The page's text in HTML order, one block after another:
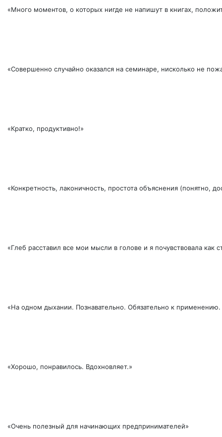
«Много моментов, о которых нигде не напишут в книгах,
«Совершенно случайно оказался на семинаре, нисколько не
«Кратко, продуктивно!»
«Конкретность, лаконичность, простота объяснения (понятно,
«Глеб расставил все мои мысли в голове и я почувствовала как
«На одном дыхании. Познавательно. Обязательно к применению.
«Хорошо, понравилось. Вдохновляет.»
«Очень полезный для начинающих предпринимателей»